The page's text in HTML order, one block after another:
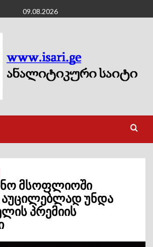
09.08.2026
მსოფლიოში
აუცილებლად უნდა
პრემიის